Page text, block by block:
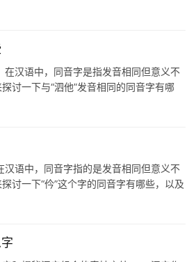
语中，同音字是指发音相同但意义不
讨一下与“泗他”发音相同的同音字有哪
中，同音字指的是发音相同但意义不
讨一下“仱”这个字的同音字有哪些，以及